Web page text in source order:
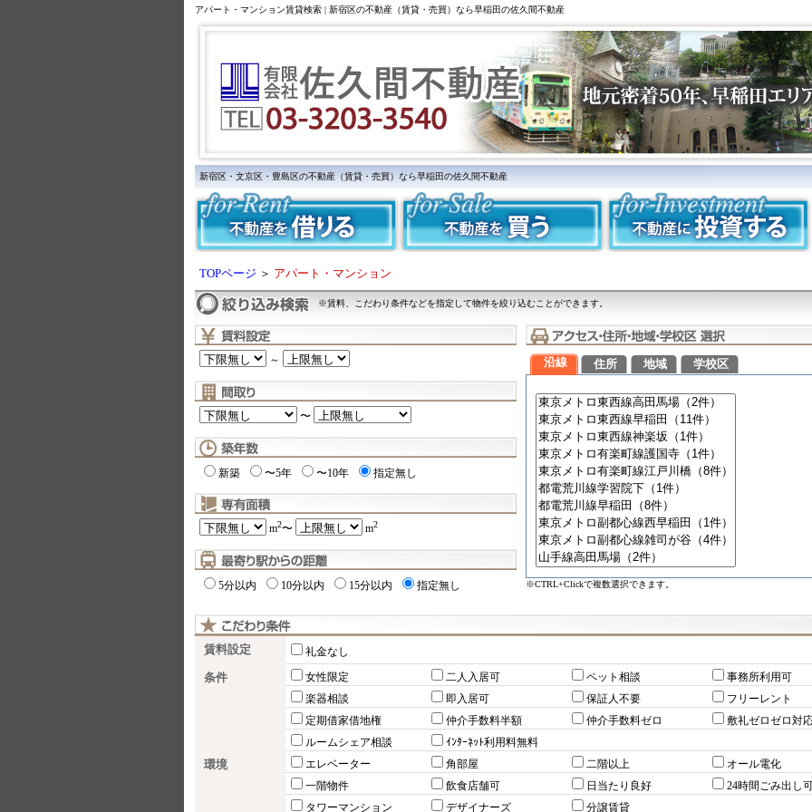
アパート・マンション賃貸検索 | 新宿区の不動産（賃貸・売買）なら早稲田の佐久間不動産
新宿区・文京区・豊島区の不動産（賃貸・売買）なら早稲田の佐久間不動産
TOPページ ＞ アパート・マンション
※賃料、こだわり条件などを指定して物件を絞り込むことができます。
～
〜
新築 〜5年 〜10年 指定無し
m2〜 m2
5分以内 10分以内 15分以内 指定無し
沿線 住所 地域 学校区
※CTRL+Clickで複数選択できます。
賃料設定 礼金なし
条件 女性限定 二人入居可 ペット相談
事務所利用可
楽器相談
即入居可 保証人不要
フリーレント
定期借家借地権
仲介手数料半額 仲介手数料ゼロ
敷礼ゼロゼロ対
ルームシェア相談
ｲﾝﾀｰﾈｯﾄ利用料無料
環境 エレベーター 角部屋 二階以上
オール電化
一階物件
飲食店舗可 日当たり良好
24時間ごみ出し
タワーマンション
デザイナーズ 分譲賃貸